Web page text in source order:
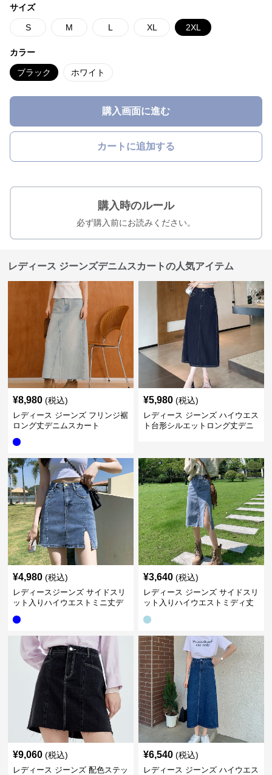
サイズ
S M L XL 2XL
カラー
ブラック ホワイト
購入画面に進む
カートに追加する
購入時のルール
必ず購入前にお読みください。
レディース ジーンズデニムスカートの人気アイテム
¥8,980 (税込)
レディース ジーンズ フリンジ裾
ロング丈デニムスカート
¥5,980 (税込)
レディース ジーンズ ハイウエス
ト台形シルエットロング丈デニ
¥4,980 (税込)
レディースジーンズ サイドスリ
ット入りハイウエストミニ丈デ
¥3,640 (税込)
レディース ジーンズ サイドスリ
ット入りハイウエストミディ丈
¥9,060 (税込)
レディース ジーンズ 配色ステッ
¥6,540 (税込)
レディース ジーンズ ハイウエス